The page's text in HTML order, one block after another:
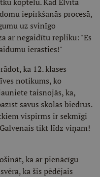
iepirkšanās procesā,
uz svinīgo
ar negaidītu repliku: "Es
ierasties!"
ka 12. klases
notikums, ko
taisnojās, ka,
savus skolas biedrus.
vispirms ir sekmīgi
tikt līdz viņam!
ka ar pienācīgu
ka šis pēdējais